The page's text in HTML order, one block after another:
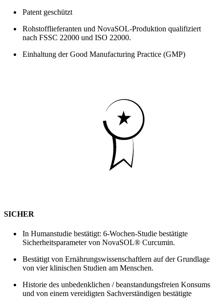
Patent geschützt
Rohstofflieferanten und NovaSOL-Produktion qualifiziert
nach FSSC 22000 und ISO 22000.
Einhaltung der Good Manufacturing Practice (GMP)
SICHER
In Humanstudie bestätigt: 6-Wochen-Studie bestätigte
Sicherheitsparameter von NovaSOL® Curcumin.
Bestätigt von Ernährungswissenschaftlern auf der Grundlage
von vier klinischen Studien am Menschen.
Historie des unbedenklichen / beanstandungsfreien Konsums
und von einem vereidigten Sachverständigen bestätigte